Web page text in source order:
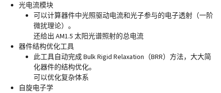
光电流模块
可以计算器件中光照驱动电流和光子参与的电子透射（一阶
微扰理论）。
还给出 AM1.5 太阳光谱照射的总电流
器件结构优化工具
此工具自动完成 Bulk Rigid Relaxation（BRR）方法，大大简
化器件的结构优化。
可以优化复杂体系
自旋电子学